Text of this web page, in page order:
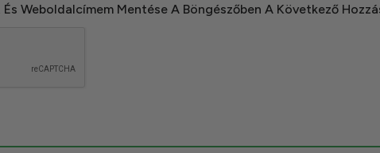
Weboldalcímem Mentése A Böngészőben A Következő